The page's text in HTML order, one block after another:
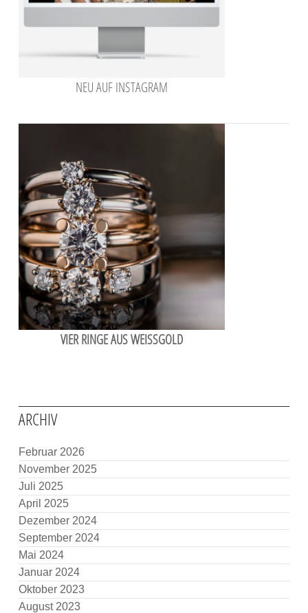
NEU AUF INSTAGRAM
VIER RINGE AUS WEISSGOLD
ARCHIV
Februar 2026
November 2025
Juli 2025
April 2025
Dezember 2024
September 2024
Mai 2024
Januar 2024
Oktober 2023
August 2023